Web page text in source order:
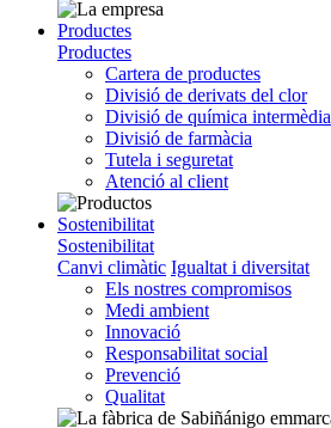
Productes
Productes
Cartera de productes
Divisió de derivats del clor
Divisió de química intermèdia
Divisió de farmàcia
Tutela i seguretat
Atenció al client
Sostenibilitat
Sostenibilitat
Canvi climàtic Igualtat i diversitat
Els nostres compromisos
Medi ambient
Innovació
Responsabilitat social
Prevenció
Qualitat